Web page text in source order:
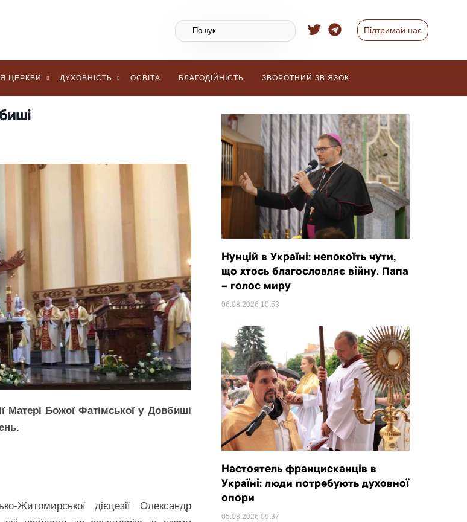
Підтримай нас
ЦЕРКВИ ДУХОВНІСТЬ ОСВІТА БЛАГОДІЙНІСТЬ ЗВОРОТНИЙ ЗВ’ЯЗОК
Матері Божої Фатімської у Довбиші
Житомирської дієцезії Олександр
Нунцій в Україні: непокоїть чути,
що хтось благословляє війну. Папа
– голос миру
06.08.2026 10:53
Настоятель францисканців в
Україні: люди потребують духовної
опори
05.08.2026 09:37